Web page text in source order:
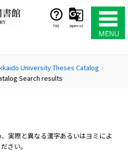
FAQ Japanese
University Theses Catalog chevron_right
Search results
実際と異なる漢字あるいはヨミによ
さい。